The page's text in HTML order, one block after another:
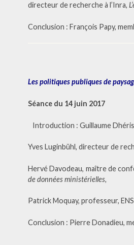
directeur de recherche à l’Inra,
Conclusion : François Papy,
Les politiques publiques de
Séance du 14 juin 2017
Introduction : Guillaume
Yves Luginbühl, directeur de
Hervé Davodeau, maître de
de données ministérielles,
Patrick Moquay, professeur,
Conclusion : Pierre Donadieu,